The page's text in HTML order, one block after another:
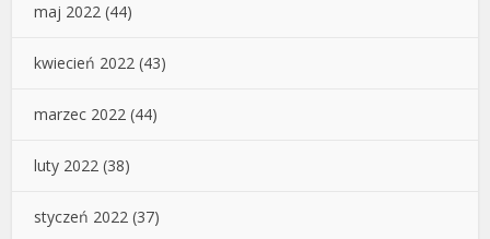
maj 2022 (44)
kwiecień 2022 (43)
marzec 2022 (44)
luty 2022 (38)
styczeń 2022 (37)